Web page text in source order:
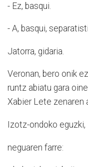
- Ez, basqui.
- A, basqui,
Jatorra, gidaria.
Veronan, bero onik
runtz abiatu gara
Xabier Lete zenaren
Izotz-ondoko eguzki,
neguaren farre: